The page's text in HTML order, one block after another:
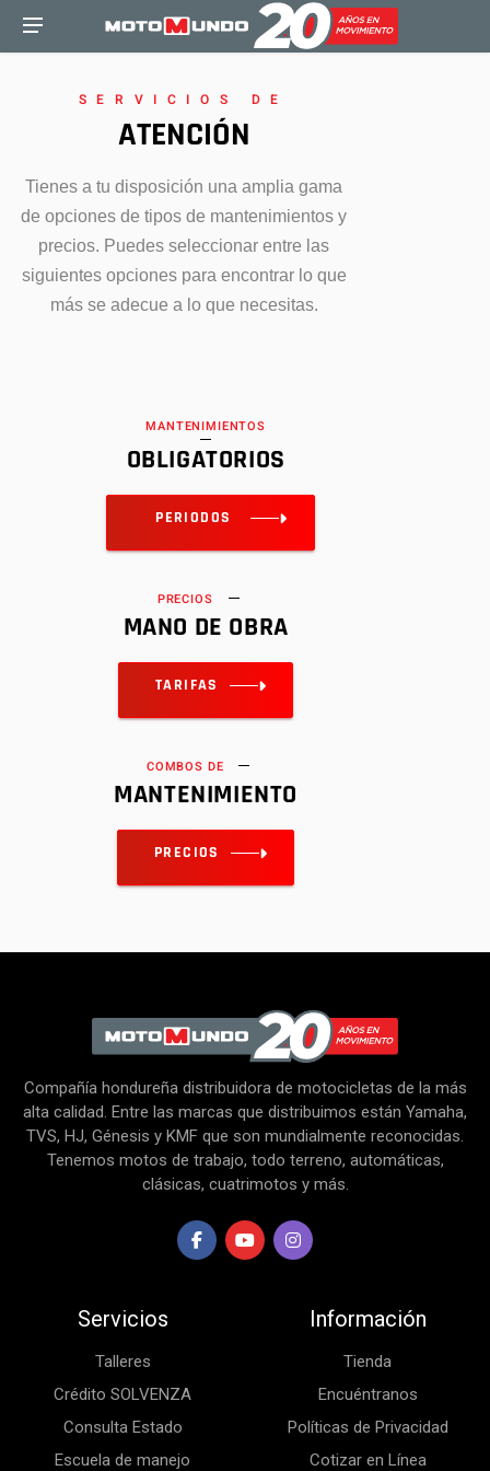
SERVICIOS DE
ATENCIÓN
Tienes a tu disposición una amplia gama
de opciones de tipos de mantenimientos y
precios. Puedes seleccionar entre las
siguientes opciones para encontrar lo que
más se adecue a lo que necesitas.
MANTENIMIENTOS
OBLIGATORIOS
PERIODOS
PRECIOS
MANO DE OBRA
TARIFAS
COMBOS DE
MANTENIMIENTO
PRECIOS
Compañía hondureña distribuidora de motocicletas de la más
alta calidad. Entre las marcas que distribuimos están Yamaha,
TVS, HJ, Génesis y KMF que son mundialmente reconocidas.
Tenemos motos de trabajo, todo terreno, automáticas,
clásicas, cuatrimotos y más.
Servicios
Talleres
Crédito SOLVENZA
Consulta Estado
Escuela de manejo
Información
Tienda
Encuéntranos
Políticas de Privacidad
Cotizar en Línea